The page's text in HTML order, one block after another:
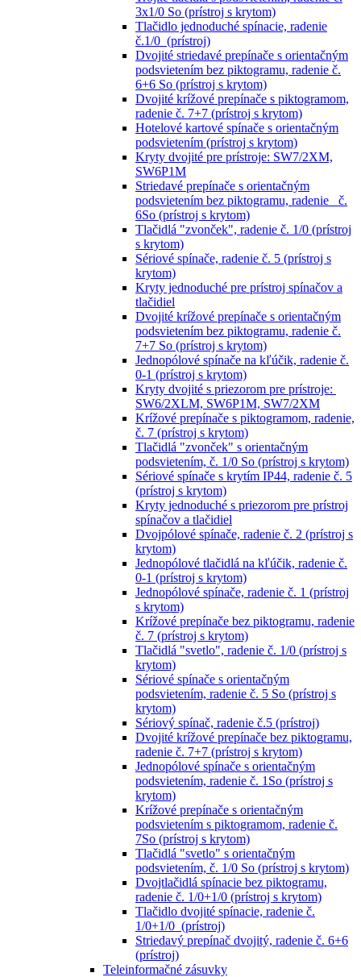
3x1/0 So (prístroj s krytom)
Tlačidlo jednoduché spínacie, radenie
č.1/0 (prístroj)
Dvojité striedavé prepínače s orientačným
podsvietením bez piktogramu, radenie č.
6+6 So (prístroj s krytom)
Dvojité krížové prepínače s piktogramom,
radenie č. 7+7 (prístroj s krytom)
Hotelové kartové spínače s orientačným
podsvietením (prístroj s krytom)
Kryty dvojité pre prístroje: SW7/2XM,
SW6P1M
Striedavé prepínače s orientačným
podsvietením bez piktogramu, radenie č.
6So (prístroj s krytom)
Tlačidlá "zvonček", radenie č. 1/0 (prístroj
s krytom)
Sériové spínače, radenie č. 5 (prístroj s
krytom)
Kryty jednoduché pre prístroj spínačov a
tlačidiel
Dvojité krížové prepínače s orientačným
podsvietením bez piktogramu, radenie č.
7+7 So (prístroj s krytom)
Jednopólové spínače na kľúčik, radenie č.
0-1 (prístroj s krytom)
Kryty dvojité s priezorom pre prístroje:
SW6/2XLM, SW6P1M, SW7/2XM
Krížové prepínače s piktogramom, radenie,
č. 7 (prístroj s krytom)
Tlačidlá "zvonček" s orientačným
podsvietením, č. 1/0 So (prístroj s krytom)
Sériové spínače s krytím IP44, radenie č. 5
(prístroj s krytom)
Kryty jednoduché s priezorom pre prístroj
spínačov a tlačidiel
Dvojpólové spínače, radenie č. 2 (prístroj s
krytom)
Jednopólové tlačidlá na kľúčik, radenie č.
0-1 (prístroj s krytom)
Jednopólové spínače, radenie č. 1 (prístroj
s krytom)
Krížové prepínače bez piktogramu, radenie
č. 7 (prístroj s krytom)
Tlačidlá "svetlo", radenie č. 1/0 (prístroj s
krytom)
Sériové spínače s orientačným
podsvietením, radenie č. 5 So (prístroj s
krytom)
Sériový spínač, radenie č.5 (prístroj)
Dvojité krížové prepínače bez piktogramu,
radenie č. 7+7 (prístroj s krytom)
Jednopólové spínače s orientačným
podsvietením, radenie č. 1So (prístroj s
krytom)
Krížové prepínače s orientačným
podsvietením s piktogramom, radenie č.
7So (prístroj s krytom)
Tlačidlá "svetlo" s orientačným
podsvietením, č. 1/0 So (prístroj s krytom)
Dvojtlačidlá spínacie bez piktogramu,
radenie č. 1/0+1/0 (prístroj s krytom)
Tlačidlo dvojité spínacie, radenie č.
1/0+1/0 (prístroj)
Striedavý prepínač dvojitý, radenie č. 6+6
(prístroj)
Teleinformačné zásuvky